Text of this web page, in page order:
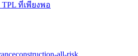
TPL ที่เพียงพอ